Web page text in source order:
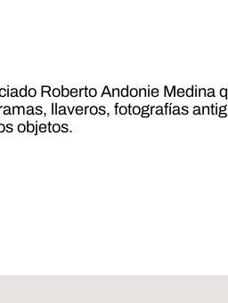
Roberto Andonie Medina
llaveros, fotografías
objetos.